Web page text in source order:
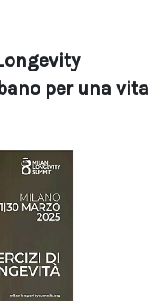
per una vita